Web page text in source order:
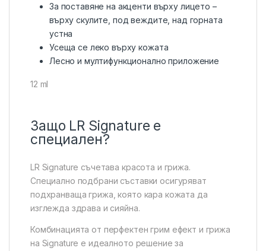
За поставяне на акценти върху лицето –
върху скулите, под веждите, над горната
устна
Усеща се леко върху кожата
Лесно и мултифункционално приложение
12 ml
Защо LR Signature е
специален?
LR Signature съчетава красота и грижа.
Специално подбрани съставки осигуряват
подхранваща грижа, която кара кожата да
изглежда здрава и сияйна.
Комбинацията от перфектен грим ефект и грижа
на Signature е идеалното решение за